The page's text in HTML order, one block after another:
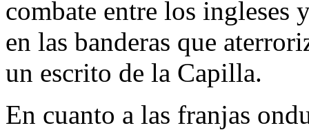
combate entre los ingleses
en las banderas que
un escrito de la Capilla.
En cuanto a las franjas